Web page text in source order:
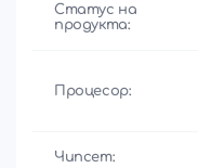
Статус на
продукта:
Процесор:
Чипсет: